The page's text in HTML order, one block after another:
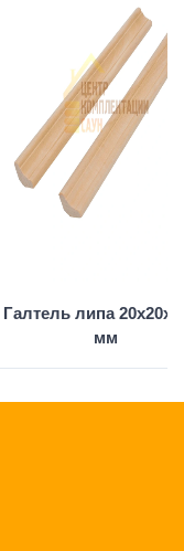
Галтель липа
мм